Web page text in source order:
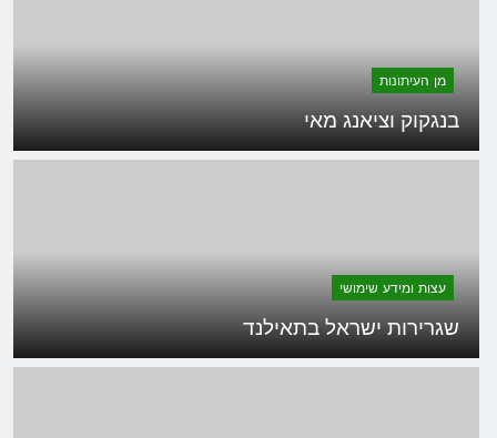
מן העיתונות
בנגקוק וציאנג מאי
עצות ומידע שימושי
שגרירות ישראל בתאילנד